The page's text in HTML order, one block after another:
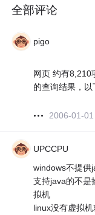
全部评论
pigo
网页 约有8,210
的查询结果，以
2006-01-01
UPCCPU
windows不提供
支持java的不是
拟机
linux没有虚拟